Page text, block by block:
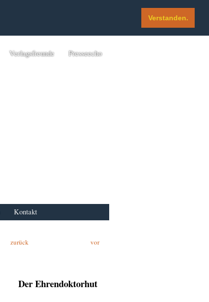
Verstanden.
Verlagsfreunde Presseecho
Kontakt
zurück vor
Der Ehrendoktorhut